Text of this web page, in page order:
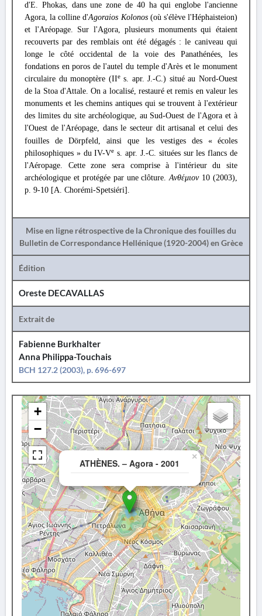
d'E. Phokas, dans une zone de 40 ha qui englobe l'ancienne
Agora, la colline d'Agoraios Kolonos(où s'élève l'Héphaisteion)
et l'Aréopage. Sur l'Agora, plusieurs monuments qui étaient
recouverts par des remblais ont été dégagés : le caniveau qui
longe le côté occidental de la voie des Panathénées, les
fondations en poros de l'autel du temple d'Arès et le monument
circulaire du monoptère (IIes. apr. J.-C.) situé au Nord-Ouest
de la Stoa d'Attale. On a localisé, restauré et remis en valeur les
monuments et les chemins antiques qui se trouvent à l'extérieur
des limites du site archéologique, au Sud-Ouest de l'Agora et à
l'Ouest de l'Aréopage, dans le secteur dit artisanal et celui des
fouilles de Dörpfeld, ainsi que les vestiges des «
écoles
philosophiques » du IV-Ve s. apr. J.-C. situées sur les flancs de
l'Aéropage. Cette zone sera comprise à l'intérieur du site
archéologique et protégée par une clôture.Ανθέμιον 10 (2003),
p. 9-10 [A. Chorémi-Spetsiéri].
Mise en ligne rétrospective de la Chronique des fouilles du
Bulletin de Correspondance Hellénique (1920-2004) en Grèce
Édition
Oreste DECAVALLAS
Extrait de
Fabienne Burkhalter
Anna Philippa-Touchais
BCH 127.2 (2003), p. 696-697
ATHÈNES. – Agora - 2001
×
+
−